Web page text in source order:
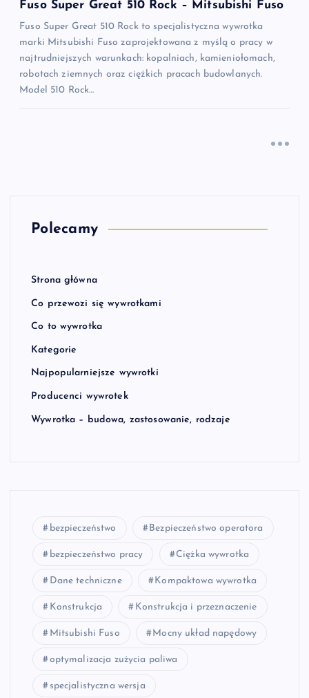
Fuso Super Great 510 Rock – Mitsubishi Fuso
Fuso Super Great 510 Rock to specjalistyczna wywrotka
marki Mitsubishi Fuso zaprojektowana z myślą o pracy w
najtrudniejszych warunkach: kopalniach, kamieniołomach,
robotach ziemnych oraz ciężkich pracach budowlanych.
Model 510 Rock…
Polecamy
Strona główna
Co przewozi się wywrotkami
Co to wywrotka
Kategorie
Najpopularniejsze wywrotki
Producenci wywrotek
Wywrotka – budowa, zastosowanie, rodzaje
bezpieczeństwo Bezpieczeństwo operatora
bezpieczeństwo pracy Ciężka wywrotka
Dane techniczne Kompaktowa wywrotka
Konstrukcja Konstrukcja i przeznaczenie
Mitsubishi Fuso Mocny układ napędowy
optymalizacja zużycia paliwa
specjalistyczna wersja